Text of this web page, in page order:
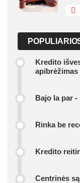
Kredito
apibrėžimas
Bajo la par
Rinka be
Kredito
Centrinės